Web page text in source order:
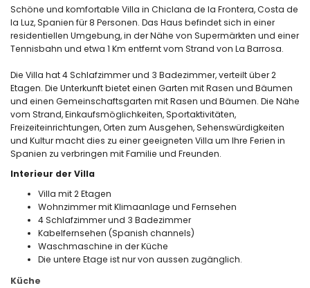
Schöne und komfortable Villa in Chiclana de la Frontera, Costa de
la Luz, Spanien für 8 Personen. Das Haus befindet sich in einer
residentiellen Umgebung, in der Nähe von Supermärkten und einer
Tennisbahn und etwa 1 Km entfernt vom Strand von La Barrosa.
Die Villa hat 4 Schlafzimmer und 3 Badezimmer, verteilt über 2
Etagen. Die Unterkunft bietet einen Garten mit Rasen und Bäumen
und einen Gemeinschaftsgarten mit Rasen und Bäumen. Die Nähe
vom Strand, Einkaufsmöglichkeiten, Sportaktivitäten,
Freizeiteinrichtungen, Orten zum Ausgehen, Sehenswürdigkeiten
und Kultur macht dies zu einer geeigneten Villa um Ihre Ferien in
Spanien zu verbringen mit Familie und Freunden.
Interieur der Villa
Villa mit 2 Etagen
Wohnzimmer mit Klimaanlage und Fernsehen
4 Schlafzimmer und 3 Badezimmer
Kabelfernsehen (Spanish channels)
Waschmaschine in der Küche
Die untere Etage ist nur von aussen zugänglich.
Küche